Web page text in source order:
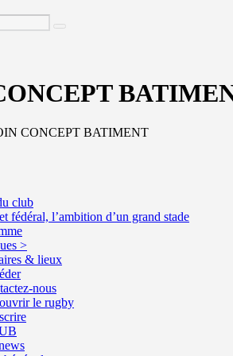
CONCEPT BATIMENT
club
fédéral, l’ambition d’un grand stade
>
& lieux
nous
le rugby